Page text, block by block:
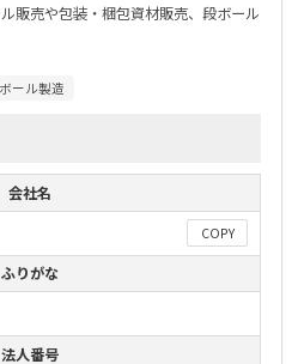
販売や包装・梱包資材販売、段ボール
ール製造
会社名
COPY
ふりがな
法人番号